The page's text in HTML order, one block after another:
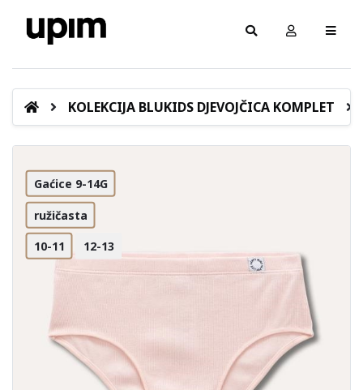
KOLEKCIJA BLUKIDS DJEVOJČICA KOMPLET
Gaćice 9-14G
ružičasta
10-11 12-13